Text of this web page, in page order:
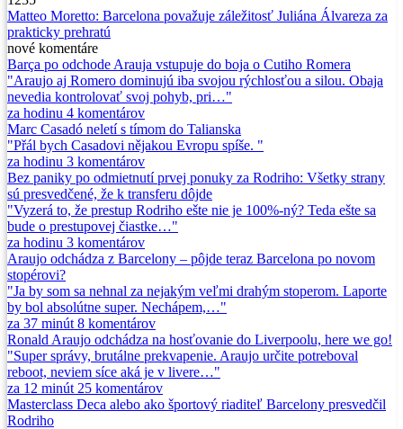
Matteo Moretto: Barcelona považuje záležitosť Juliána Álvareza za
prakticky prehratú
nové komentáre
Barça po odchode Arauja vstupuje do boja o Cutiho Romera
"Araujo aj Romero dominujú iba svojou rýchlosťou a silou. Obaja
nevedia kontrolovať svoj pohyb, pri…"
za hodinu 4 komentárov
Marc Casadó neletí s tímom do Talianska
"Přál bych Casadovi nějakou Evropu spíše. "
za hodinu 3 komentárov
Bez paniky po odmietnutí prvej ponuky za Rodriho: Všetky strany
sú presvedčené, že k transferu dôjde
"Vyzerá to, že prestup Rodriho ešte nie je 100%-ný? Teda ešte sa
bude o prestupovej čiastke…"
za hodinu 3 komentárov
Araujo odchádza z Barcelony – pôjde teraz Barcelona po novom
stopérovi?
"Ja by som sa nehnal za nejakým veľmi drahým stoperom. Laporte
by bol absolútne super. Nechápem,…"
za 37 minút 8 komentárov
Ronald Araujo odchádza na hosťovanie do Liverpoolu, here we go!
"Super správy, brutálne prekvapenie. Araujo určite potreboval
reboot, neviem síce aká je v livere…"
za 12 minút 25 komentárov
Masterclass Deca alebo ako športový riaditeľ Barcelony presvedčil
Rodriho